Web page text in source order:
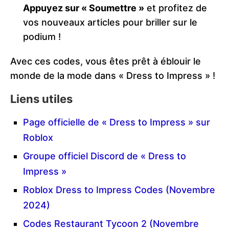
Appuyez sur « Soumettre » et profitez de
vos nouveaux articles pour briller sur le
podium !
Avec ces codes, vous êtes prêt à éblouir le
monde de la mode dans « Dress to Impress » !
Liens utiles
Page officielle de « Dress to Impress » sur
Roblox
Groupe officiel Discord de « Dress to
Impress »
Roblox Dress to Impress Codes (Novembre
2024)
Codes Restaurant Tycoon 2 (Novembre